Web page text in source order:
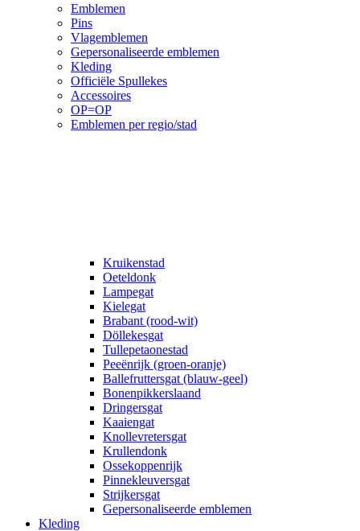
Emblemen
Pins
Vlagemblemen
Gepersonaliseerde emblemen
Kleding
Officiële Spullekes
Accessoires
OP=OP
Emblemen per regio/stad
Kruikenstad
Oeteldonk
Lampegat
Kielegat
Brabant (rood-wit)
Döllekesgat
Tullepetaonestad
Peeënrijk (groen-oranje)
Ballefruttersgat (blauw-geel)
Bonenpikkerslaand
Dringersgat
Kaaiengat
Knollevretersgat
Krullendonk
Ossekoppenrijk
Pinnekleuversgat
Strijkersgat
Gepersonaliseerde emblemen
Kleding